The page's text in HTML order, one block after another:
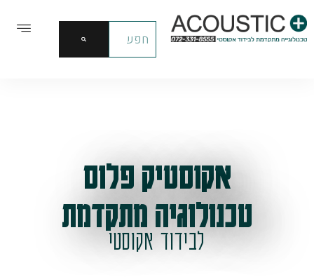
אקוסטיק פלוס
טכנולוגיה מתקדמת
לבידוד אקוסטי